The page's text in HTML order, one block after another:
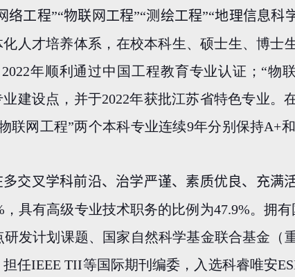
工程”“物联网工程”“测绘工程”“地理信息科
人才培养体系，在校本科生、硕士生、博士
2022年顺利通过中国工程教育专业认证；“物
建设点，并于2022年获批江苏省特色专业。
联网工程”两个本科专业连续9年分别保持A+
交叉学科前沿、治学严谨、素质优良、充满
，具有高级专业技术职务的比例为47.9%。拥
发计划课题、国家自然科学基金联合基金（
担任IEEE TII等国际期刊编委，入选科睿唯安